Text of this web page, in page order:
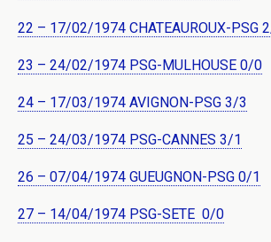
22 – 17/02/1974 CHATEAUROUX-PSG
23 – 24/02/1974 PSG-MULHOUSE 0/0
24 – 17/03/1974 AVIGNON-PSG 3/3
25 – 24/03/1974 PSG-CANNES 3/1
26 – 07/04/1974 GUEUGNON-PSG 0/1
27 – 14/04/1974 PSG-SETE 0/0